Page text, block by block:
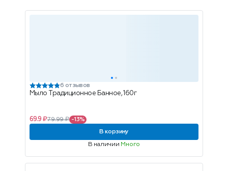
6 отзывов
Мыло Традиционное Банное, 160г
69.9 ₽79.99 ₽ -13%
В корзину
В наличии Много